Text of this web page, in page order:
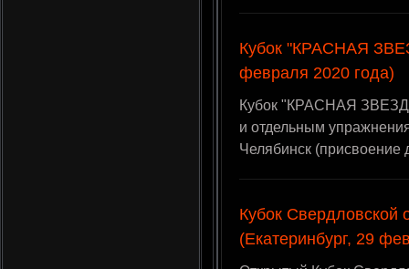
Кубок "КРАСНАЯ
февраля 2020 года)
Кубок "КРАСНАЯ
и отдельным
Челябинск
Кубок Свердловской
(Екатеринбург, 29